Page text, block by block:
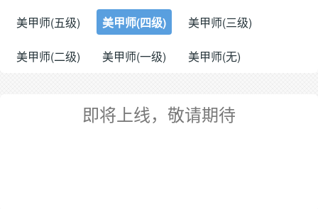
美甲师(五级)
美甲师(四级) 美甲师(三级)
美甲师(二级) 美甲师(一级) 美甲师(无)
即将上线，敬请期待